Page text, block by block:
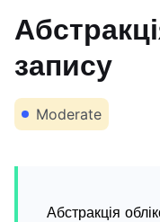
запису
Moderate
Абстракція